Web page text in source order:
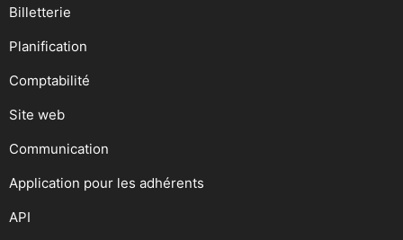
Billetterie
Planification
Comptabilité
Site web
Communication
Application pour les adhérents
API